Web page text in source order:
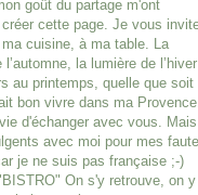
goût du partage m'ont
cette page. Je vous
cuisine, à ma table. La
l’automne, la lumière de
au printemps, quelle que soit
bon vivre dans ma
d'échanger avec vous. Mais
avec moi pour mes
je ne suis pas française ;-)
On s'y retrouve, on y